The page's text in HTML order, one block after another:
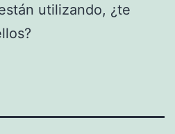
utilizando, ¿te